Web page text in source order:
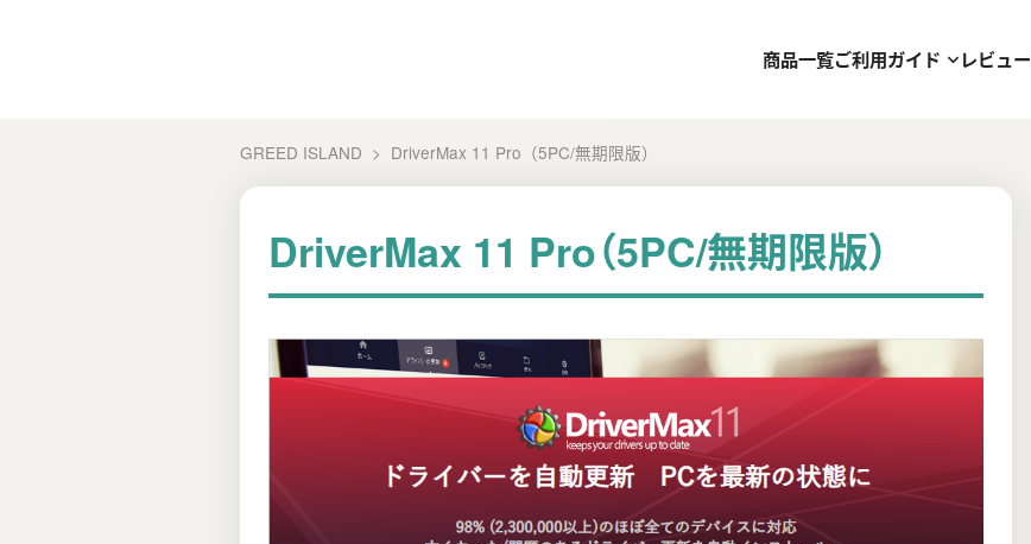
商品一覧ご利用ガイド レビュー
GREED ISLAND DriverMax 11 Pro（5PC/無期限版）
DriverMax 11 Pro（5PC/無期限版）